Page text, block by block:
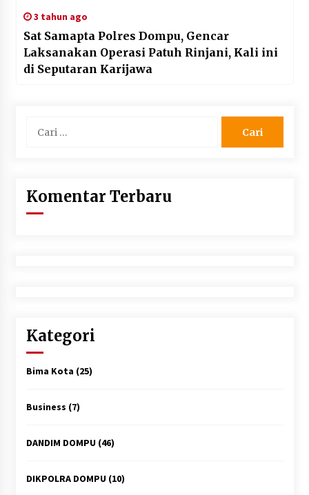
3 tahun ago
Sat Samapta Polres Dompu, Gencar
Laksanakan Operasi Patuh Rinjani, Kali ini
di Seputaran Karijawa
untuk:
Komentar Terbaru
Kategori
Bima Kota (25)
Business (7)
DANDIM DOMPU(46)
DIKPOLRA DOMPU(10)